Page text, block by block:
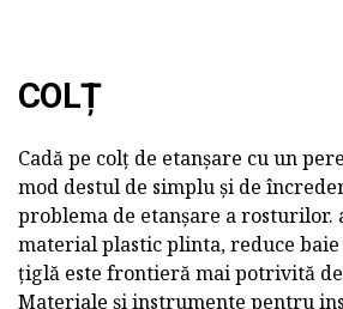
COLȚ
Cadă pe colț de etanșare cu un
mod destul de simplu și de
problema de etanșare a rosturilor.
material plastic plinta, reduce baie
țiglă este frontieră mai potrivită
Materiale și instrumente pentru